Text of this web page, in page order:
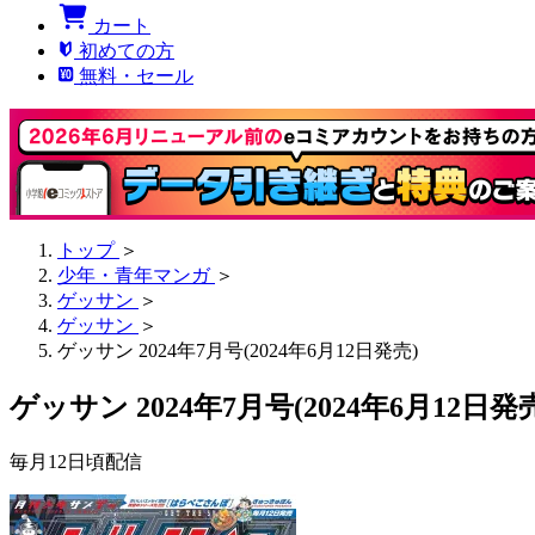
カート
初めての方
無料・セール
トップ ＞
少年・青年マンガ ＞
ゲッサン ＞
ゲッサン ＞
ゲッサン 2024年7月号(2024年6月12日発売)
ゲッサン 2024年7月号(2024年6月12日発
毎月12日頃配信